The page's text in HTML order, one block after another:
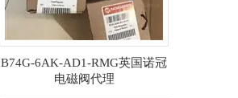
B74G-6AK-AD1-RMG英国诺冠
电磁阀代理